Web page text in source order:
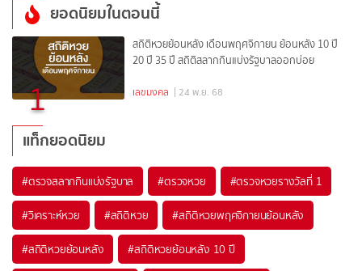
ยอดนิยมในตอนนี้
1
สถิติหวยย้อนหลัง เดือนพฤศจิกายน ย้อนหลัง 10 ปี
20 ปี 35 ปี สถิติสลากกินแบ่งรัฐบาลออกบ่อย
เลขมงคล | 24 พ.ย. 68
แท็กยอดนิยม
#ตรวจสลากกินแบ่งรัฐบาล #ตรวจหวย #ตรวจหวยรางวัลที่ 1
#วิเคราะห์หวย #สถิติหวย #สถิติหวยพฤศจิกายนย้อนหลัง
#สถิติหวยย้อนหลัง #สถิติหวยย้อนหลัง 10 ปี